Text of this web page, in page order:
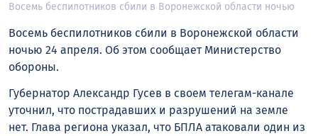
Восемь беспилотников сбили в Воронежской области ночью
Восемь беспилотников сбили в Воронежской области
ночью 24 апреля. Об этом сообщает Министерство
обороны.
Губернатор Александр Гусев в своем телегам-канале
уточнил, что пострадавших и разрушений на земле
нет. Глава региона указал, что БПЛА атаковали один из